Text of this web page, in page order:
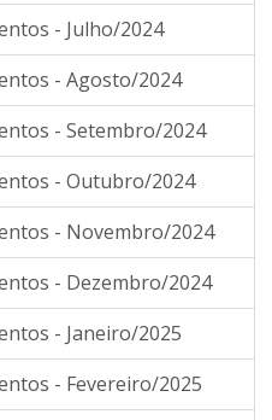
- Julho/2024
- Agosto/2024
- Setembro/2024
- Outubro/2024
- Novembro/2024
- Dezembro/2024
- Janeiro/2025
- Fevereiro/2025